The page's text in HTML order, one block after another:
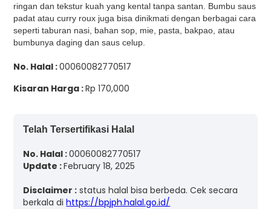
ringan dan tekstur kuah yang kental tanpa santan. Bumbu saus
padat atau curry roux juga bisa dinikmati dengan berbagai cara
seperti taburan nasi, bahan sop, mie, pasta, bakpao, atau
bumbunya daging dan saus celup.
No. Halal :00060082770517
Kisaran Harga :Rp 170,000
Telah Tersertifikasi Halal
No. Halal :00060082770517
Update :February 18, 2025
Disclaimer : status halal bisa berbeda. Cek secara
berkala dihttps://bpjph.halal.go.id/